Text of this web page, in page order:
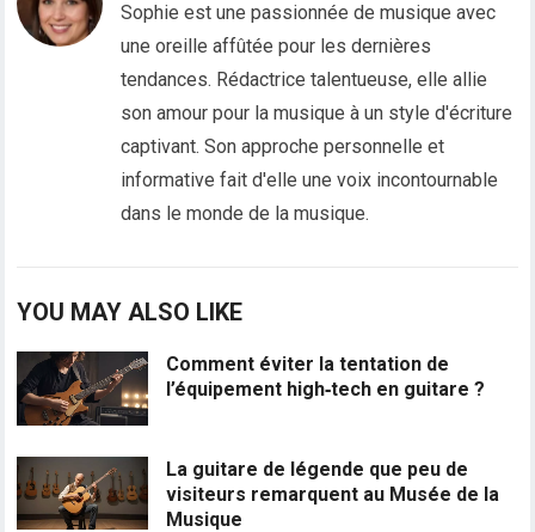
Sophie est une passionnée de musique avec
une oreille affûtée pour les dernières
tendances. Rédactrice talentueuse, elle allie
son amour pour la musique à un style d'écriture
captivant. Son approche personnelle et
informative fait d'elle une voix incontournable
dans le monde de la musique.
YOU MAY ALSO LIKE
Comment éviter la tentation de
l’équipement high‑tech en guitare ?
La guitare de légende que peu de
visiteurs remarquent au Musée de la
Musique